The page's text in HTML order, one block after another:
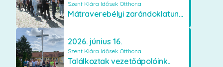
Szent Klára Idősek Otthona
Mátraverebélyi zarándoklatunk...
2026. június 16.
Szent Klára Idősek Otthona
Találkoztak vezetőápolóink...